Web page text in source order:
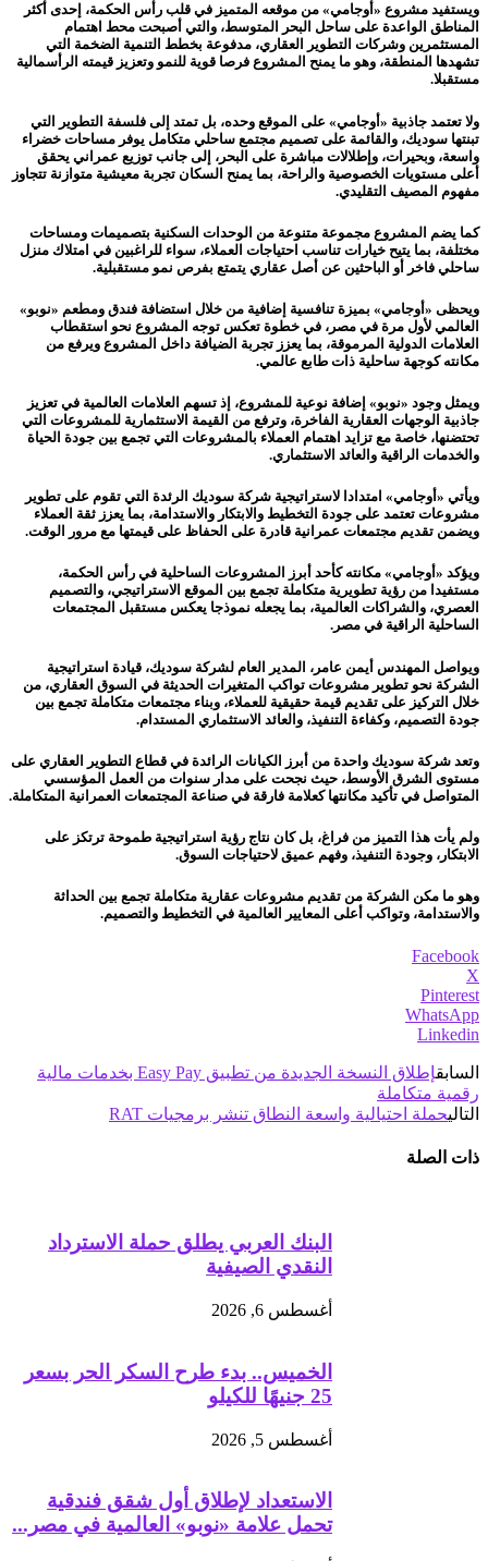
ويستفيد مشروع «أوجامي» من موقعه المتميز في قلب رأس الحكمة، إحدى أكثر
المناطق الواعدة على ساحل البحر المتوسط، والتي أصبحت محط اهتمام
المستثمرين وشركات التطوير العقاري، مدفوعة بخطط التنمية الضخمة التي
تشهدها المنطقة، وهو ما يمنح المشروع فرصا قوية للنمو وتعزيز قيمته الرأسمالية
مستقبلا.
ولا تعتمد جاذبية «أوجامي» على الموقع وحده، بل تمتد إلى فلسفة التطوير التي
تبنتها سوديك، والقائمة على تصميم مجتمع ساحلي متكامل يوفر مساحات خضراء
واسعة، وبحيرات، وإطلالات مباشرة على البحر، إلى جانب توزيع عمراني يحقق
أعلى مستويات الخصوصية والراحة، بما يمنح السكان تجربة معيشية متوازنة تتجاوز
مفهوم المصيف التقليدي.
كما يضم المشروع مجموعة متنوعة من الوحدات السكنية بتصميمات ومساحات
مختلفة، بما يتيح خيارات تناسب احتياجات العملاء، سواء للراغبين في امتلاك منزل
ساحلي فاخر أو الباحثين عن أصل عقاري يتمتع بفرص نمو مستقبلية.
ويحظى «أوجامي» بميزة تنافسية إضافية من خلال استضافة فندق ومطعم «نوبو»
العالمي لأول مرة في مصر، في خطوة تعكس توجه المشروع نحو استقطاب
العلامات الدولية المرموقة، بما يعزز تجربة الضيافة داخل المشروع ويرفع من
مكانته كوجهة ساحلية ذات طابع عالمي.
ويمثل وجود «نوبو» إضافة نوعية للمشروع، إذ تسهم العلامات العالمية في تعزيز
جاذبية الوجهات العقارية الفاخرة، وترفع من القيمة الاستثمارية للمشروعات التي
تحتضنها، خاصة مع تزايد اهتمام العملاء بالمشروعات التي تجمع بين جودة الحياة
والخدمات الراقية والعائد الاستثماري.
ويأتي «أوجامي» امتدادا لاستراتيجية شركة سوديك الرئدة التي تقوم على تطوير
مشروعات تعتمد على جودة التخطيط والابتكار والاستدامة، بما يعزز ثقة العملاء
ويضمن تقديم مجتمعات عمرانية قادرة على الحفاظ على قيمتها مع مرور الوقت.
ويؤكد «أوجامي» مكانته كأحد أبرز المشروعات الساحلية في رأس الحكمة،
مستفيدا من رؤية تطويرية متكاملة تجمع بين الموقع الاستراتيجي، والتصميم
العصري، والشراكات العالمية، بما يجعله نموذجا يعكس مستقبل المجتمعات
الساحلية الراقية في مصر.
ويواصل المهندس أيمن عامر، المدير العام لشركة سوديك، قيادة استراتيجية
الشركة نحو تطوير مشروعات تواكب المتغيرات الحديثة في السوق العقاري، من
خلال التركيز على تقديم قيمة حقيقية للعملاء، وبناء مجتمعات متكاملة تجمع بين
جودة التصميم، وكفاءة التنفيذ، والعائد الاستثماري المستدام.
وتعد شركة سوديك واحدة من أبرز الكيانات الرائدة في قطاع التطوير العقاري على
مستوى الشرق الأوسط، حيث نجحت على مدار سنوات من العمل المؤسسي
المتواصل في تأكيد مكانتها كعلامة فارقة في صناعة المجتمعات العمرانية المتكاملة.
ولم يأت هذا التميز من فراغ، بل كان نتاج رؤية استراتيجية طموحة ترتكز على
الابتكار، وجودة التنفيذ، وفهم عميق لاحتياجات السوق.
وهو ما مكن الشركة من تقديم مشروعات عقارية متكاملة تجمع بين الحداثة
والاستدامة، وتواكب أعلى المعايير العالمية في التخطيط والتصميم.
Facebook
X
Pinterest
WhatsApp
Linkedin
السابق
إطلاق النسخة الجديدة من تطبيق Easy Pay بخدمات مالية
رقمية متكاملة
التاليحملة احتيالية واسعة النطاق تنشر برمجيات RAT
ذات الصلة
البنك العربي يطلق حملة الاسترداد
النقدي الصيفية
أغسطس 6, 2026
الخميس.. بدء طرح السكر الحر بسعر
25 جنيهًا للكيلو
أغسطس 5, 2026
الاستعداد لإطلاق أول شقق فندقية
تحمل علامة «نوبو» العالمية في مصر...